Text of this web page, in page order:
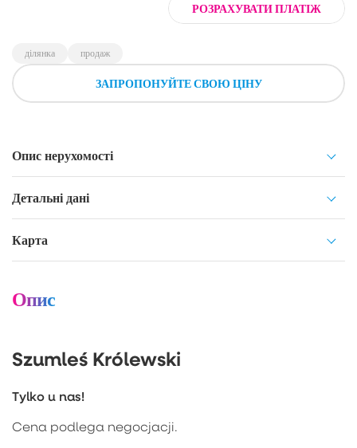
РОЗРАХУВАТИ ПЛАТІЖ
ділянка продаж
ЗАПРОПОНУЙТЕ СВОЮ ЦІНУ
Опис нерухомості
Детальні дані
Карта
Опис
Szumleś Królewski
Tylko u nas!
Cena podlega negocjacji.